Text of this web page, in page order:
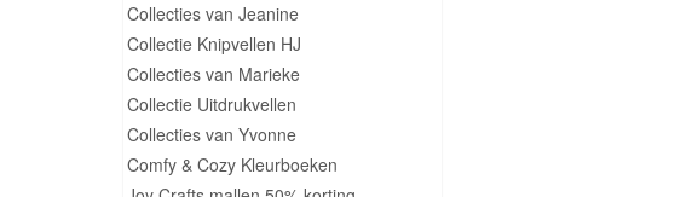
Collecties van Jeanine
Collectie Knipvellen HJ
Collecties van Marieke
Collectie Uitdrukvellen
Collecties van Yvonne
Comfy & Cozy Kleurboeken